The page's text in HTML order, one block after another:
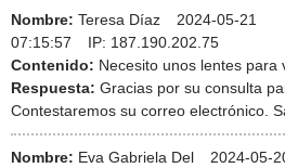
Nombre: Teresa Díaz
2024-05-21
07:15:57
IP: 187.190.202.75
Contenido: Necesito unos lentes para
Respuesta: Gracias por su consulta
Contestaremos su correo electrónico.
Nombre: Eva Gabriela Del
2024-05-